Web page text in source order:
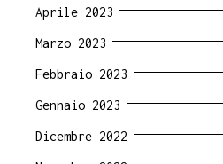
Aprile 2023
Marzo 2023
Febbraio 2023
Gennaio 2023
Dicembre 2022